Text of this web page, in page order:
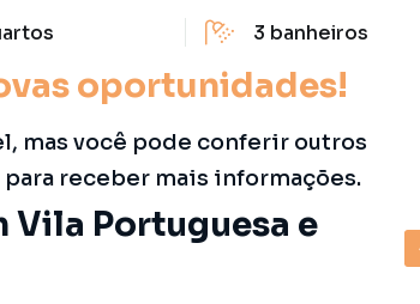
oportunidades!
mas você pode conferir outros
receber mais informações.
3 banheiros
Vila Portuguesa e